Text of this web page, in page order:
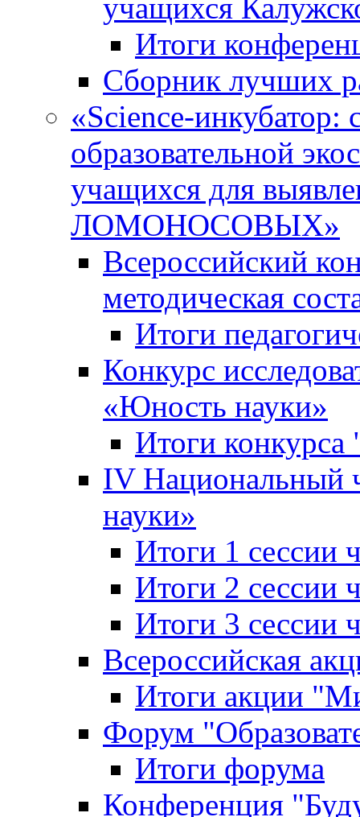
учащихся
Итоги
Сборник лучших
«Science-инкубатор:
образовательной
учащихся для
ЛОМОНОСОВЫХ»
Всероссийский
методическая
Итоги
Конкурс
«Юность науки»
Итоги
IV
науки»
Итоги 1 сессии
Итоги 2 сессии
Итоги 3 сессии
Всероссийская
Итоги акции
Форум
Итоги форума
Конференция